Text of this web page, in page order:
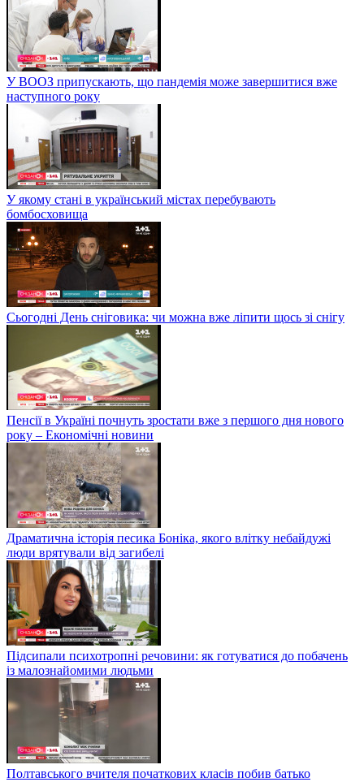
У ВООЗ припускають, що пандемія може завершитися вже
наступного року
У якому стані в український містах перебувають
бомбосховища
Сьогодні День сніговика: чи можна вже ліпити щось зі снігу
Пенсії в Україні почнуть зростати вже з першого дня нового
року – Економічні новини
Драматична історія песика Боніка, якого влітку небайдужі
люди врятували від загибелі
Підсипали психотропні речовини: як готуватися до побачень
із малознайомими людьми
Полтавського вчителя початкових класів побив батько